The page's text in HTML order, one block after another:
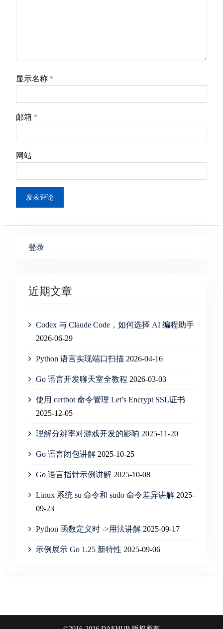
显示名称 *
邮箱 *
网站
登录
近期文章
Codex 与 Claude Code，如何选择 AI 编程助手
2026-06-29
Python 语言实现端口扫描 2026-04-16
Go 语言开发聊天室全教程 2026-03-03
使用 certbot 命令管理 Let’s Encrypt SSL证书
2025-12-05
理解分辨率对游戏开发的影响 2025-11-20
Go 语言闭包讲解 2025-10-25
Go 语言指针示例讲解 2025-10-08
Linux 系统 su 命令和 sudo 命令差异讲解 2025-
09-23
Python 函数定义时 ->用法讲解 2025-09-17
示例展示 Go 1.25 新特性 2025-09-06